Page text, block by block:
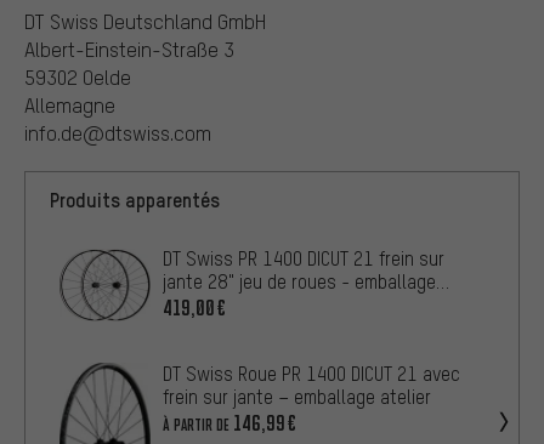
DT Swiss Deutschland GmbH
Albert-Einstein-Straße 3
59302 Oelde
Allemagne
info.de@dtswiss.com
Produits apparentés
DT Swiss PR 1400 DICUT 21 frein sur
jante 28" jeu de roues - emballage
atelier
419,00€
DT Swiss Roue PR 1400 DICUT 21 avec
frein sur jante – emballage atelier
À PARTIR DE 146,99€